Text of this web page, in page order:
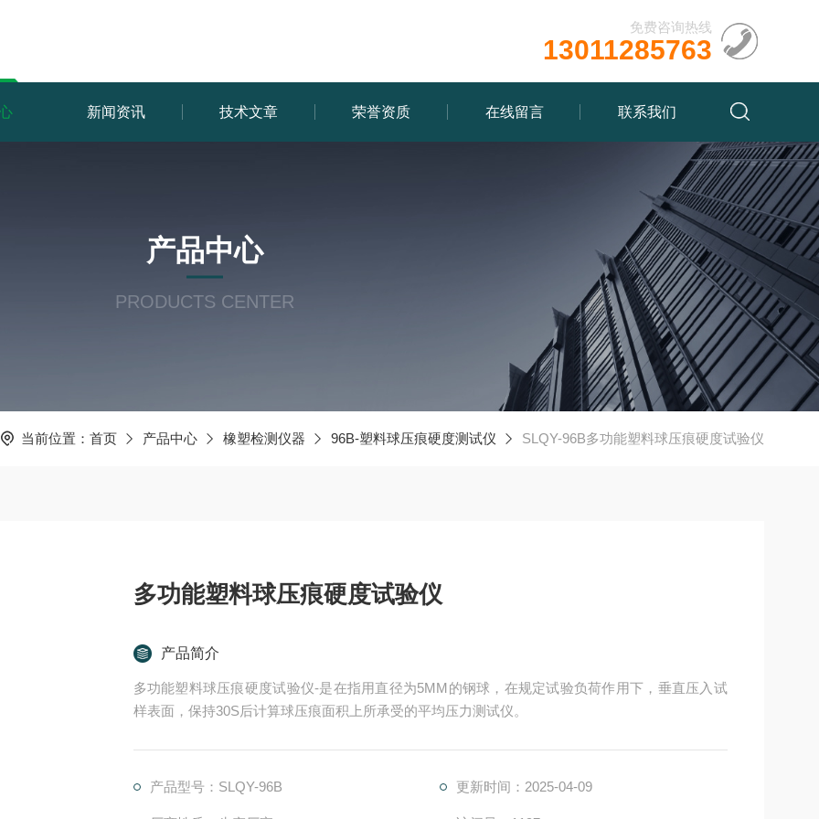
免费咨询热线
13011285763
新闻资讯 技术文章 荣誉资质 在线留言 联系我们
产品中心
PRODUCTS CENTER
当前位置： 首页 产品中心 橡塑检测仪器 96B-塑料球压痕硬度测试仪 SLQY-96B多功能塑料球压痕硬度试验仪
多功能塑料球压痕硬度试验仪
产品简介
多功能塑料球压痕硬度试验仪-是在指用直径为5MM的钢球，在规定试验负荷作用下，垂直压入试
样表面，保持30S后计算球压痕面积上所承受的平均压力测试仪。
产品型号：SLQY-96B 更新时间：2025-04-09